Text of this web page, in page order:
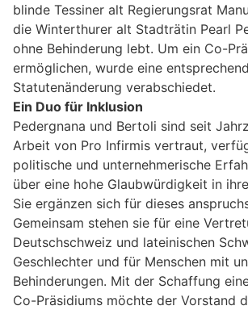
blinde Tessiner alt Regierungsrat
die Winterthurer alt Stadträtin Pearl
ohne Behinderung lebt. Um ein Co-
ermöglichen, wurde eine
Statutenänderung verabschiedet.
Ein Duo für Inklusion
Pedergnana und Bertoli sind seit
Arbeit von Pro Infirmis vertraut,
politische und unternehmerische
über eine hohe Glaubwürdigkeit in
Sie ergänzen sich für dieses
Gemeinsam stehen sie für eine
Deutschschweiz und lateinischen
Geschlechter und für Menschen mit
Behinderungen. Mit der Schaffung
Co-Präsidiums möchte der Vorstand